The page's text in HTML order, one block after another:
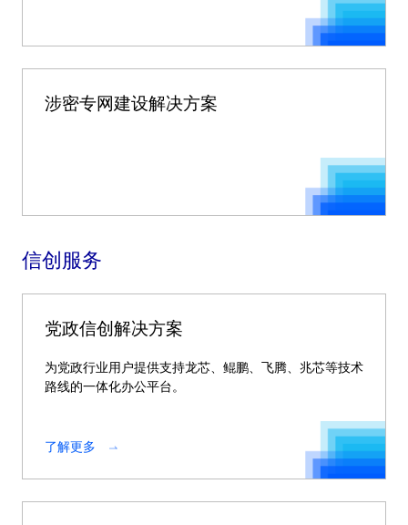
涉密专网建设解决方案
信创服务
党政信创解决方案
为党政行业用户提供支持龙芯、鲲鹏、飞腾、兆芯等技术
路线的一体化办公平台。
了解更多